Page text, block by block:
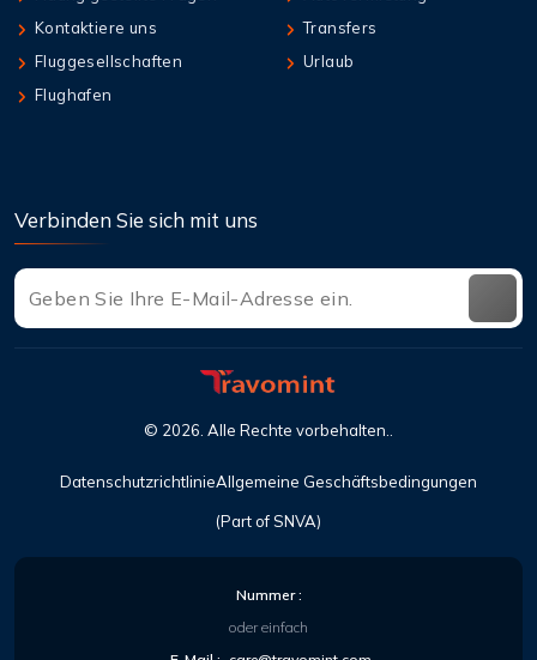
Kontaktiere uns
Fluggesellschaften
Flughafen
Transfers
Urlaub
Verbinden Sie sich mit uns
(Part of SNVA)
© 2026. Alle Rechte vorbehalten..
DatenschutzrichtlinieAllgemeine Geschäftsbedingungen
Nummer :
oder einfach